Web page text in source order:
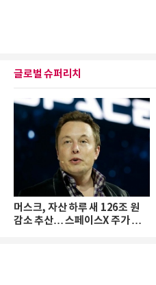
글로벌 슈퍼리치
머스크, 자산 하루 새 126조 원
감소 추산… 스페이스X 주가 하